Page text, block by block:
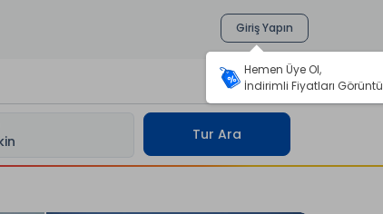
Giriş Yapın
Tur Ara
Hemen Üye Ol,
İndirimli Fiyatları